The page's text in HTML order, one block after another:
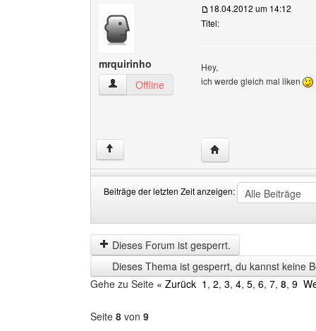
mrquirinho
mrquirinho Benutzer-Profile anzeigen
Offline
18.04.2012 um 14:12
Titel:
Hey,
ich werde gleich mal liken
↑ Website dieses
Beiträge der letzten Zeit anzeigen:
der
letzten
Zeit
anzeigen
by
Dieses Forum ist gesperrt.
Dieses Thema ist gesperrt, du kannst keine
Gehe zu Seite « Zurück 1 , 2, 3, 4, 5, 6, 7, 8, 9
Seite 8 von 9